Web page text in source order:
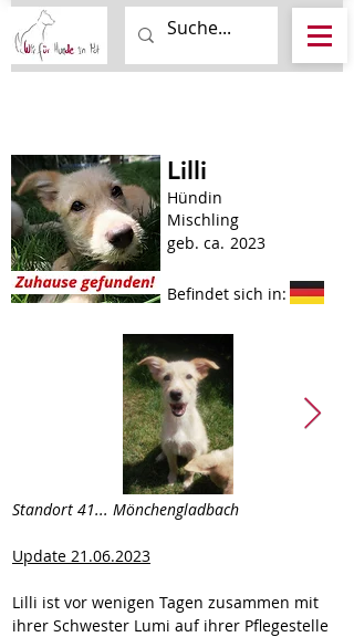
Lilli
Hündin
Mischling
geb. ca. 2023
Befindet sich in:
Standort 41... Mönchengladbach
Update 21.06.2023
Lilli ist vor wenigen Tagen zusammen mit
ihrer Schwester Lumi auf ihrer Pflegestelle